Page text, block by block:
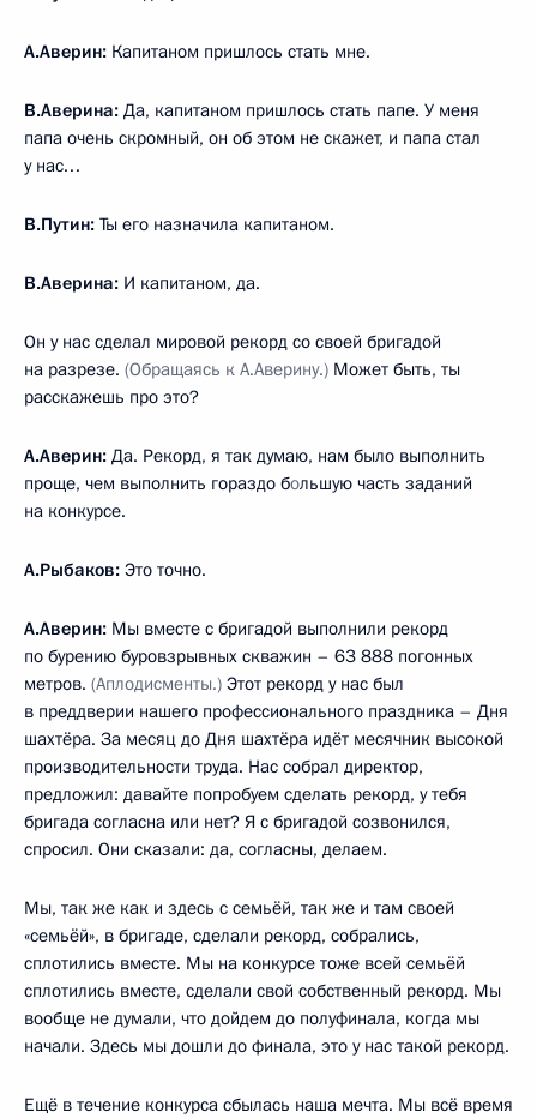
А.Аверин: Капитаном пришлось стать мне.
В.Аверина: Да, капитаном пришлось стать папе. У меня
папа очень скромный, он об этом не скажет, и папа стал
у нас…
В.Путин: Ты его назначила капитаном.
В.Аверина: И капитаном, да.
Он у нас сделал мировой рекорд со своей бригадой
на разрезе. (Обращаясь к А.Аверину.) Может быть, ты
расскажешь про это?
А.Аверин: Да. Рекорд, я так думаю, нам было выполнить
проще, чем выполнить гораздо большую часть заданий
на конкурсе.
А.Рыбаков: Это точно.
А.Аверин: Мы вместе с бригадой выполнили рекорд
по бурению буровзрывных скважин – 63 888 погонных
метров. (Аплодисменты.) Этот рекорд у нас был
в преддверии нашего профессионального праздника – Дня
шахтёра. За месяц до Дня шахтёра идёт месячник высокой
производительности труда. Нас собрал директор,
предложил: давайте попробуем сделать рекорд, у тебя
бригада согласна или нет? Я с бригадой созвонился,
спросил. Они сказали: да, согласны, делаем.
Мы, так же как и здесь с семьёй, так же и там своей
«семьёй», в бригаде, сделали рекорд, собрались,
сплотились вместе. Мы на конкурсе тоже всей семьёй
сплотились вместе, сделали свой собственный рекорд. Мы
вообще не думали, что дойдем до полуфинала, когда мы
начали. Здесь мы дошли до финала, это у нас такой рекорд.
Ещё в течение конкурса сбылась наша мечта. Мы всё время